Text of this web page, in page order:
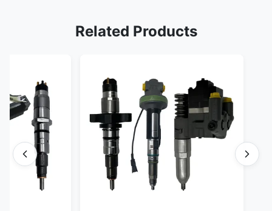
Related Products